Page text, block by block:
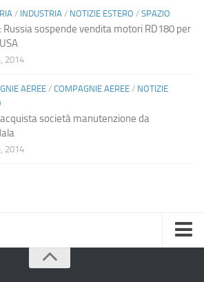
/ INDUSTRIA / NOTIZIE ESTERO / SPAZIO
Russia sospende vendita motori RD180 per
2014
AEREE / COMPAGNIE AEREE / NOTIZIE
società manutenzione da
2014